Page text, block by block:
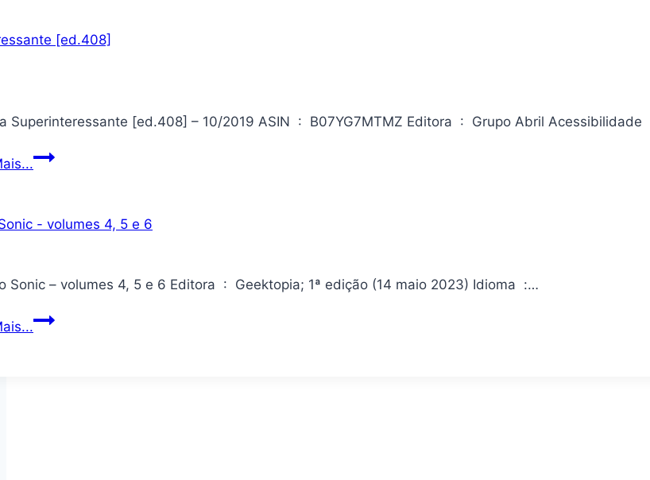
(dc/bonelli)
Revista
–
Combo Sonic – volumes 4, 5 e 6 Editora ‏ : ‎ Geektopia; 1ª edição (14 maio 2023) Idioma ‏ :…
Combo